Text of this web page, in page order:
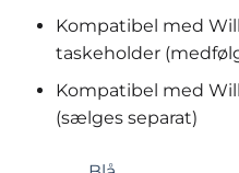
Kompatibel med
taskeholder
Kompatibel med
(sælges separat)